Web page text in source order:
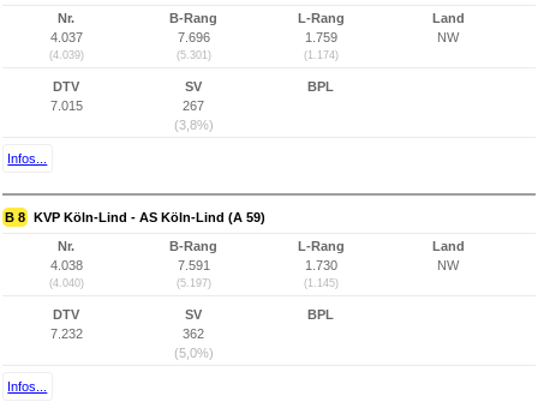
Nr.
4.037
(4.039)
B-Rang
7.696
(5.301)
L-Rang
1.759
(1.174)
Land
NW
DTV
7.015
SV
267
(3,8%)
BPL
Infos...
B 8 KVP Köln-Lind - AS Köln-Lind (A 59)
Nr.
4.038
(4.040)
B-Rang
7.591
(5.197)
L-Rang
1.730
(1.145)
Land
NW
DTV
7.232
SV
362
(5,0%)
BPL
Infos...